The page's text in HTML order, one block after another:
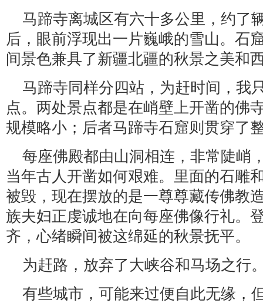
马蹄寺离城区有六十多公里，约了
后，眼前浮现出一片巍峨的雪山。石
间景色兼具了新疆北疆的秋景之美和
马蹄寺同样分四站，为赶时间，我
点。两处景点都是在峭壁上开凿的佛
规模略小；后者马蹄寺石窟则贯穿了
每座佛殿都由山洞相连，非常陡峭
当年古人开凿如何艰难。里面的石雕
被毁，现在摆放的是一尊尊藏传佛教
族夫妇正虔诚地在向每座佛像行礼。
齐，心绪瞬间被这绵延的秋景抚平。
为赶路，放弃了大峡谷和马场之行
有些城市，可能来过便自此无缘，